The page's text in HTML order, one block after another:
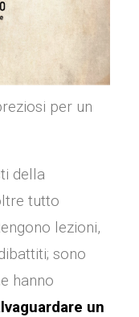
per un
della
tutto
lezioni,
sono
hanno
un